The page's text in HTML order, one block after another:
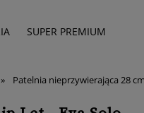
SUPER PREMIUM
» Patelnia nieprzywierająca 28